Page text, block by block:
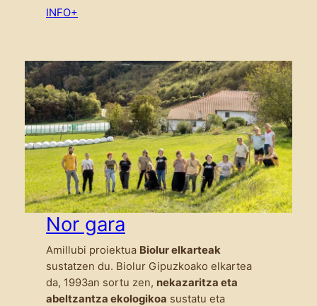
INFO+
Nor gara
Amillubi proiektua Biolur elkarteak
sustatzen du. Biolur Gipuzkoako elkartea
da, 1993an sortu zen, nekazaritza eta
abeltzantza ekologikoa sustatu eta